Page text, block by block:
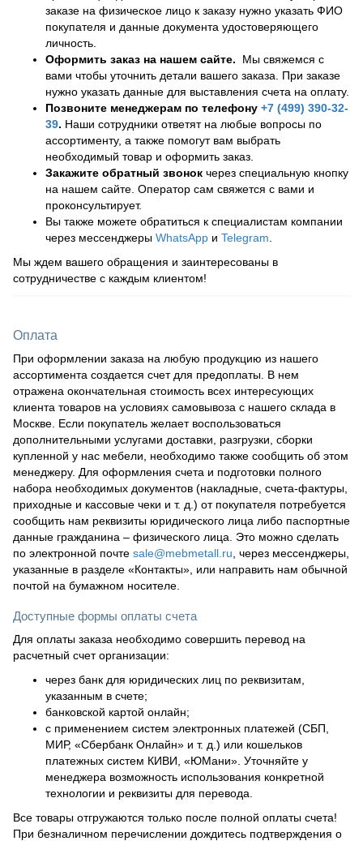
заказе на физическое лицо к заказу нужно указать ФИО
покупателя и данные документа удостоверяющего
личность.
Оформить заказ на нашем сайте. Мы свяжемся с
вами чтобы уточнить детали вашего заказа. При заказе
нужно указать данные для выставления счета на оплату.
Позвоните менеджерам по телефону +7 (499) 390-32-
39. Наши сотрудники ответят на любые вопросы по
ассортименту, а также помогут вам выбрать
необходимый товар и оформить заказ.
Закажите обратный звонок через специальную кнопку
на нашем сайте. Оператор сам свяжется с вами и
проконсультирует.
Вы также можете обратиться к специалистам компании
через мессенджеры WhatsApp и Telegram
Мы ждем вашего обращения и заинтересованы в
сотрудничестве с каждым клиентом!
Оплата
При оформлении заказа на любую продукцию из нашего
ассортимента создается счет для предоплаты. В нем
отражена окончательная стоимость всех интересующих
клиента товаров на условиях самовывоза с нашего склада в
Москве. Если покупатель желает воспользоваться
дополнительными услугами доставки, разгрузки, сборки
купленной у нас мебели, необходимо также сообщить об этом
менеджеру. Для оформления счета и подготовки полного
набора необходимых документов (накладные, счета-фактуры,
приходные и кассовые чеки и т. д.) от покупателя потребуется
сообщить нам реквизиты юридического лица либо паспортные
данные гражданина – физического лица. Это можно сделать
по электронной почте sale@mebmetall.ru , через мессенджеры,
указанные в разделе «Контакты», или направить нам обычной
почтой на бумажном носителе.
Доступные формы оплаты счета
Для оплаты заказа необходимо совершить перевод на
расчетный счет организации:
через банк для юридических лиц по реквизитам,
указанным в счете;
банковской картой онлайн;
с применением систем электронных платежей (СБП,
МИР, «Сбербанк Онлайн» и т. д.) или кошельков
платежных систем КИВИ, «ЮМани». Уточняйте у
менеджера возможность использования конкретной
технологии и реквизиты для перевода.
Все товары отгружаются только после полной оплаты счета!
При безналичном перечислении дождитесь подтверждения о